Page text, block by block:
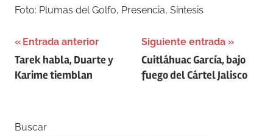
Foto: Plumas del Golfo, Presencia, Síntesis
Navegación
de
Entrada anterior
Tarek habla, Duarte y
Karime tiemblan
Siguiente entrada
Cuitláhuac García, bajo
fuego del Cártel Jalisco
Buscar